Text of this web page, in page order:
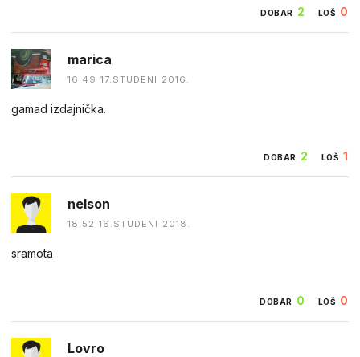
DOBAR 2 LOŠ 0
marica
16:49 17.STUDENI 2016.
gamad izdajnička.
DOBAR 2 LOŠ 1
nelson
18:52 16.STUDENI 2018.
sramota
DOBAR 0 LOŠ 0
Lovro